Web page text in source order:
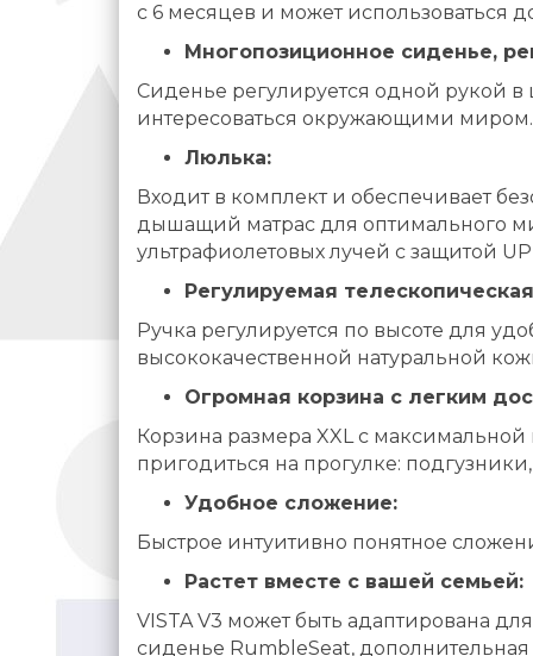
с 6 месяцев и может использоваться
Многопозиционное сиденье,
Сиденье регулируется одной рукой в
интересоваться окружающими миром.
Люлька:
Входит в комплект и обеспечивает
дышащий матрас для оптимального
ультрафиолетовых лучей с защитой
Регулируемая
Ручка регулируется по высоте для
высококачественной натуральной
Огромная корзина с легким
Корзина размера XXL с максимальной
пригодиться на прогулке:
Удобное сложение:
Быстрое интуитивно понятное
Растет вместе с вашей семьей:
VISTA V3 может быть адаптирована
сиденье RumbleSeat,